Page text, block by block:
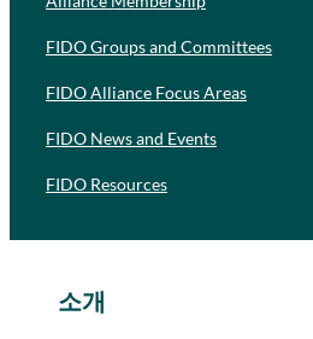
FIDO Groups and Committees
FIDO Alliance Focus Areas
FIDO News and Events
FIDO Resources
소개